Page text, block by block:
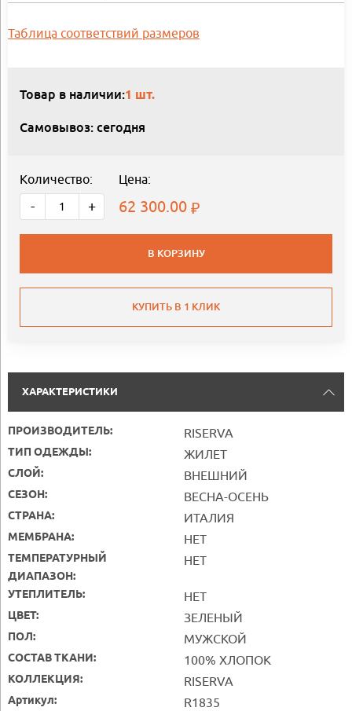
Таблица соответствий размеров
Товар в наличии:1 шт.
Самовывоз: сегодня
Количество:
- +
Цена:
62 300.00
В КОРЗИНУ
КУПИТЬ В 1 КЛИК
ХАРАКТЕРИСТИКИ
ПРОИЗВОДИТЕЛЬ: RISERVA
ТИП ОДЕЖДЫ: ЖИЛЕТ
СЛОЙ: ВНЕШНИЙ
СЕЗОН: ВЕСНА-ОСЕНЬ
СТРАНА: ИТАЛИЯ
МЕМБРАНА: НЕТ
ТЕМПЕРАТУРНЫЙ
ДИАПАЗОН:
НЕТ
УТЕПЛИТЕЛЬ: НЕТ
ЦВЕТ: ЗЕЛЕНЫЙ
ПОЛ: МУЖСКОЙ
СОСТАВ ТКАНИ: 100% ХЛОПОК
КОЛЛЕКЦИЯ: RISERVA
Артикул: R1835